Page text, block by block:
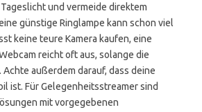
und vermeide direktem
günstige Ringlampe kann schon viel
keine teure Kamera kaufen, eine
reicht oft aus, solange die
außerdem darauf, dass deine
ist. Für Gelegenheitsstreamer sind
mit vorgegebenen